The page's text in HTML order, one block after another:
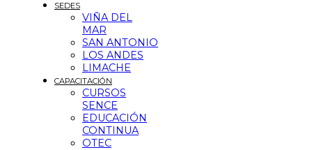
SEDES
VIÑA DEL
MAR
SAN ANTONIO
LOS ANDES
LIMACHE
CAPACITACIÓN
CURSOS
SENCE
EDUCACIÓN
CONTINUA
OTEC